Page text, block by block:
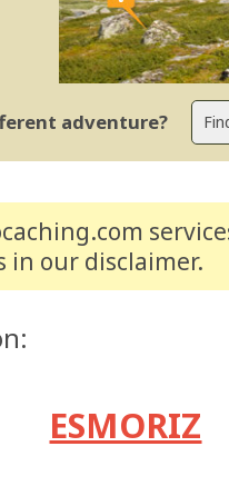
adventure?
in our disclaimer.
ESMORIZ